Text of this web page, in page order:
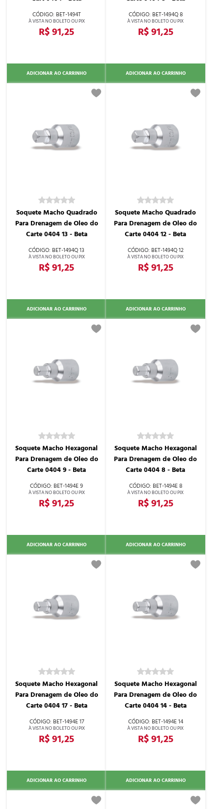
BET-1494T
R$ 91,25
ADICIONAR AO CARRINHO
BET-1494Q 8
R$ 91,25
ADICIONAR AO CARRINHO
BET-1494Q 13
Soquete Macho Quadrado
Para Drenagem de Oleo do
Carte 0404 13 - Beta
R$ 91,25
ADICIONAR AO CARRINHO
BET-1494Q 12
Soquete Macho Quadrado
Para Drenagem de Oleo do
Carte 0404 12 - Beta
R$ 91,25
ADICIONAR AO CARRINHO
BET-1494E 9
Soquete Macho Hexagonal
Para Drenagem de Oleo do
Carte 0404 9 - Beta
R$ 91,25
ADICIONAR AO CARRINHO
BET-1494E 8
Soquete Macho Hexagonal
Para Drenagem de Oleo do
Carte 0404 8 - Beta
R$ 91,25
ADICIONAR AO CARRINHO
BET-1494E 17
Soquete Macho Hexagonal
Para Drenagem de Oleo do
Carte 0404 17 - Beta
R$ 91,25
ADICIONAR AO CARRINHO
BET-1494E 14
Soquete Macho Hexagonal
Para Drenagem de Oleo do
Carte 0404 14 - Beta
R$ 91,25
ADICIONAR AO CARRINHO